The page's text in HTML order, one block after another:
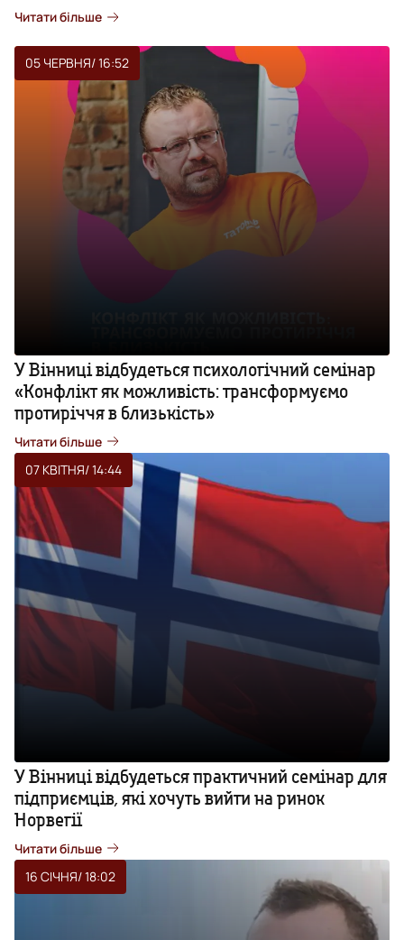
Читати більше
05 ЧЕРВНЯ/ 16:52
У Вінниці відбудеться психологічний семінар
«Конфлікт як можливість: трансформуємо
протиріччя в близькість»
Читати більше
07 КВІТНЯ/ 14:44
У Вінниці відбудеться практичний семінар для
підприємців, які хочуть вийти на ринок
Норвегії
Читати більше
16 СІЧНЯ/ 18:02